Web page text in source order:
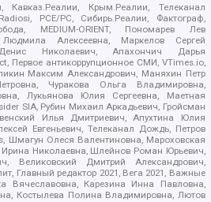
Кавказ.Реалии, Крым.Реалии, Телеканал
PCE/PC, Сибирь.Реалии, Фактограф,
MEDIUM-ORIENT, Пономарев Лев
Алексеевна, Маркелов Сергей
Николаевич, Апахончич Дарья
Первое антикоррупционное СМИ, VTimes.io,
Максим Александрович, Маняхин Петр
Чуракова Ольга Владимировна,
Лукьянова Юлия Сергеевна, Маетная
SIA, Рубин Михаил Аркадьевич, Гройсман
Илья Дмитриевич, Апухтина Юлия
Евгеньевич, Телеканал Дождь, Петров
Шмагун Олеся Валентиновна, Мароховская
Николаевна, Шлейнов Роман Юрьевич,
Великовский Дмитрий Александрович,
Главный редактор 2021, Вега 2021, Важные
Вячеславовна, Карезина Инна Павловна,
Костылева Полина Владимировна, Лютов